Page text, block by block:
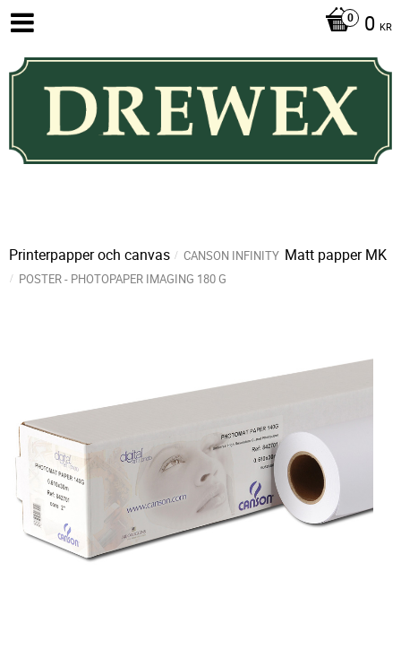
0 KR
Printerpapper och canvas CANSON INFINITY Matt papper MK
POSTER - PHOTOPAPER IMAGING 180 G